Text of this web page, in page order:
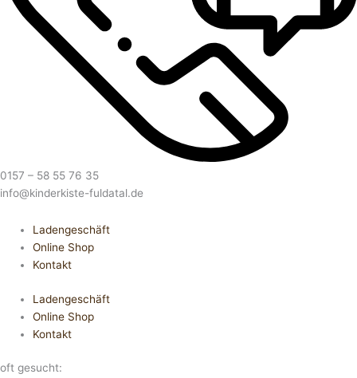
0157 – 58 55 76 35
info@kinderkiste-fuldatal.de
Ladengeschäft
Online Shop
Kontakt
Ladengeschäft
Online Shop
Kontakt
oft gesucht: